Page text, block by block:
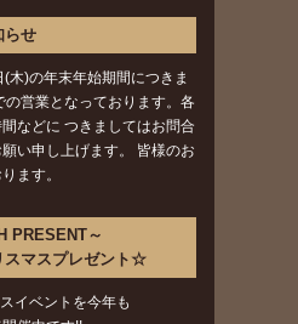
らせ
木)の年末年始期間につきま
の営業となっております。各
などに つきましてはお問合
い申し上げます。 皆様のお
ます。
PRESENT～
マスプレゼント☆
イベントを今年も